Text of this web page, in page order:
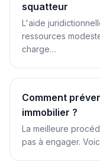
squatteur
L'aide
ressources
charge…
Comment
immobilier ?
La meilleure
pas à engager.